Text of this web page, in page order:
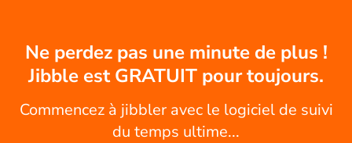
Ne perdez pas une minute de plus !
Jibble est GRATUIT pour toujours.
Commencez à jibbler avec le logiciel de suivi
du temps ultime...